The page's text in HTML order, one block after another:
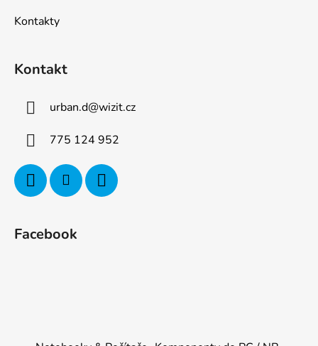
Kontakty
Kontakt
urban.d@wizit.cz
775 124 952
Facebook